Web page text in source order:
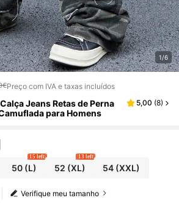
1/6
Preço com IVA e taxas incluídos
Jeans Retas de Perna
para Homens
5,00 (8)
50(L)
15 left
52 (XL)
13 left
54 (XXL)
Verifique meu tamanho